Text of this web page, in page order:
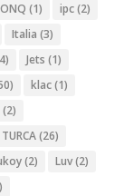
(1) ipc(2)
Italia (3)
Jets (1)
klac(1)
(2)
(26)
(2) Luv(2)